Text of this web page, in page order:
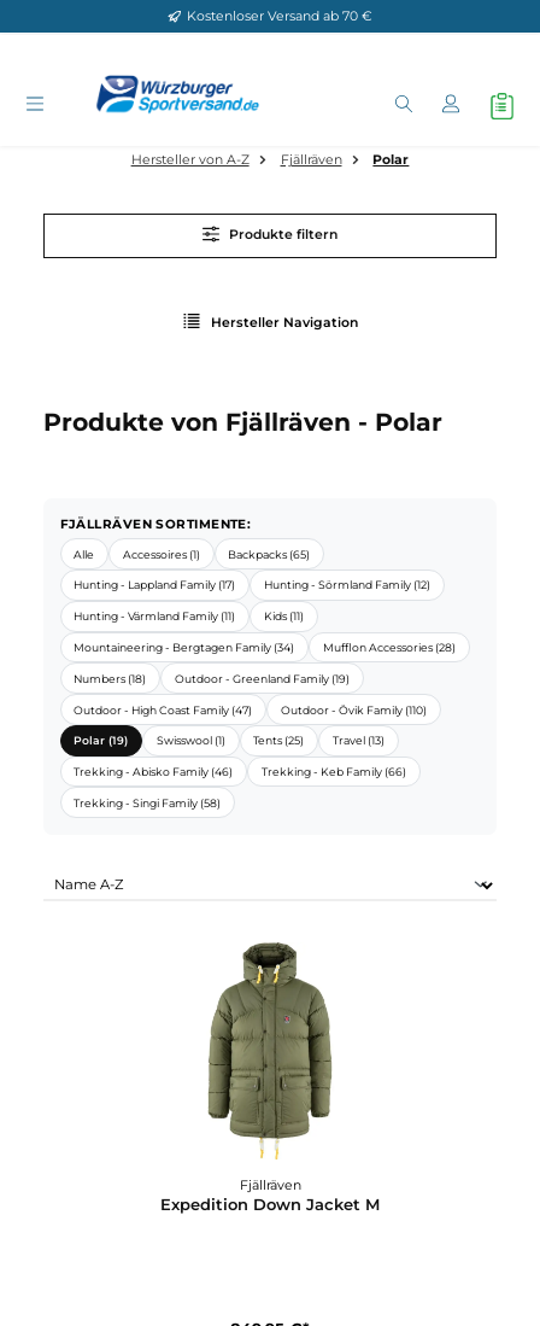
Zum Hauptinhalt springenKostenloser Versand ab 70 €
Produkte filtern
FJÄLLRÄVEN SORTIMENTE:
Alle Accessoires (1) Backpacks (65)
Hunting - Lappland Family (17) Hunting - Sörmland Family (12)
Hunting - Värmland Family (11) Kids (11)
Mountaineering - Bergtagen Family (34) Mufflon Accessories (28)
Numbers (18) Outdoor - Greenland Family (19)
Outdoor - High Coast Family (47) Outdoor - Övik Family (110)
Polar (19) Swisswool (1)
Trekking - Singi Family (58)